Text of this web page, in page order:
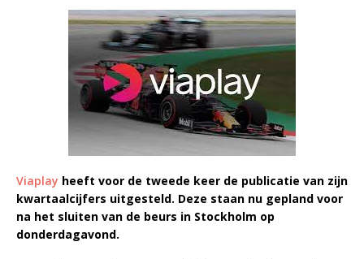
Viaplay heeft voor de tweede keer de publicatie van zijn
kwartaalcijfers uitgesteld. Deze staan nu gepland voor
na het sluiten van de beurs in Stockholm op
donderdagavond.